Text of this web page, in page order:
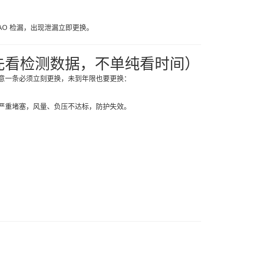
检漏，出现泄漏立即更换。
检测数据，不单纯看时间）
条必须立刻更换，未到年限也要更换：
堵塞，风量、负压不达标，防护失效。